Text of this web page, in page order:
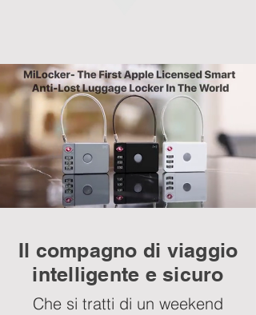
Il compagno di viaggio
intelligente e sicuro
Che si tratti di un weekend